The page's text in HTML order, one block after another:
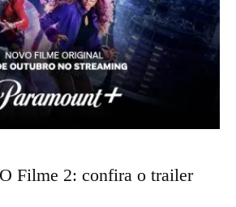
Filme 2: confira o trailer